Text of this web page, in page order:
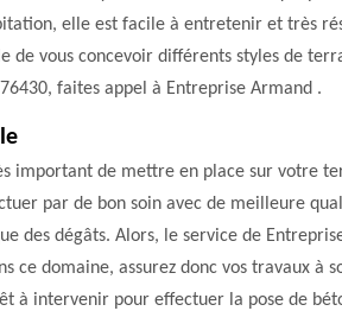
elle est facile à entretenir et très
vous concevoir différents styles de
faites appel à Entreprise Armand .
important de mettre en place sur votre
par de bon soin avec de meilleure
des dégâts. Alors, le service de
ce domaine, assurez donc vos travaux à
à intervenir pour effectuer la pose de